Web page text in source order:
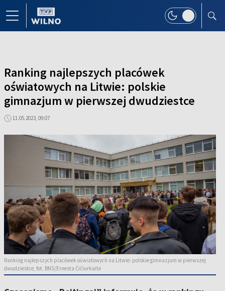
Ranking najlepszych placówek
oświatowych na Litwie: polskie
gimnazjum w pierwszej dwudziestce
11.05.2023, 09:07
Ranking najlepszych placówek oświatowych na Litwie: polskie gimnazjum w pierwszej
dwudziestce, fot. BNS/Ernesta Čičiurkaitė